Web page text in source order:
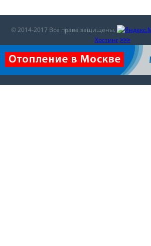
© 2014-2017 Все права защищены.
Хостинг >>>